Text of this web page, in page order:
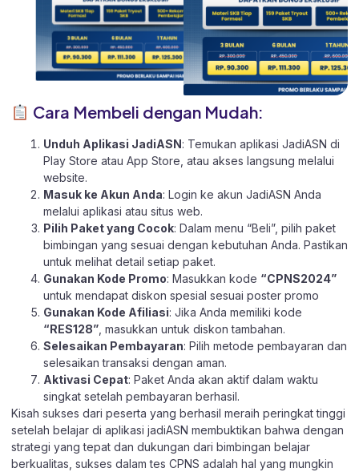
Cara Membeli dengan Mudah:
Unduh Aplikasi JadiASN: Temukan aplikasi JadiASN di
Play Store atau App Store , atau akses langsung melalui
website.
Masuk ke Akun Anda: Login ke akun JadiASN Anda
melalui aplikasi atau situs web.
Pilih Paket yang Cocok: Dalam menu “Beli”, pilih paket
bimbingan yang sesuai dengan kebutuhan Anda. Pastikan
untuk melihat detail setiap paket.
Gunakan Kode Promo: Masukkan kode “CPNS2024”
untuk mendapat diskon spesial sesuai poster promo
Gunakan Kode Afiliasi: Jika Anda memiliki kode
“RES128” , masukkan untuk diskon tambahan.
Selesaikan Pembayaran: Pilih metode pembayaran dan
selesaikan transaksi dengan aman.
Aktivasi Cepat: Paket Anda akan aktif dalam waktu
singkat setelah pembayaran berhasil.
Kisah sukses dari peserta yang berhasil meraih peringkat tinggi
setelah belajar di aplikasi jadiASN membuktikan bahwa dengan
strategi yang tepat dan dukungan dari bimbingan belajar
berkualitas, sukses dalam tes CPNS adalah hal yang mungkin